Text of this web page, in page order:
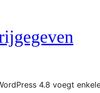
4.8 voegt